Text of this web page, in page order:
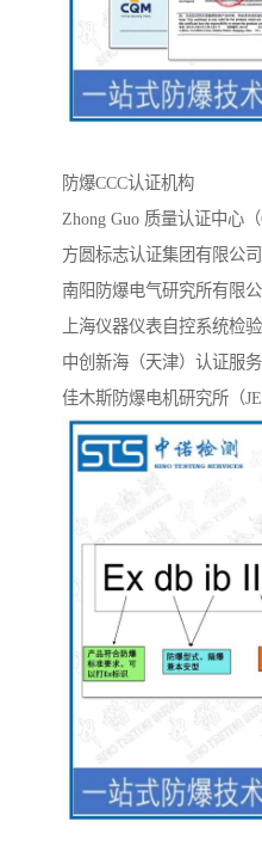
防爆CCC认证机构
Zhong Guo 质量认证中心（
方圆标志认证集团有限公司
南阳防爆电气研究所有限公
上海仪器仪表自控系统检
中创新海（天津）认证服务
佳木斯防爆电机研究所（